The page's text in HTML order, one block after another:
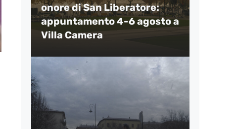
onore di San Liberatore:
appuntamento 4-6 agosto a
Villa Camera